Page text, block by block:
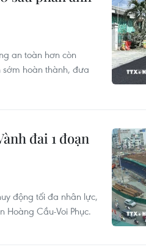
an toàn hơn còn
hoàn thành, đưa
đai 1 đoạn
động tối đa nhân lực,
Cầu-Voi Phục.